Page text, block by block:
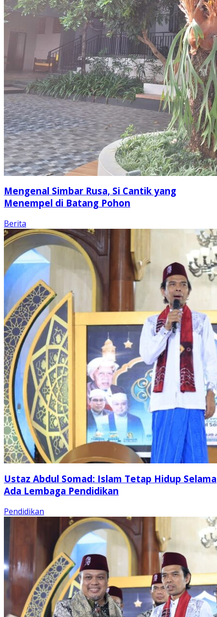
Mengenal Simbar Rusa, Si Cantik yang
Menempel di Batang Pohon
Berita
Ustaz Abdul Somad: Islam Tetap Hidup Selama
Ada Lembaga Pendidikan
Pendidikan